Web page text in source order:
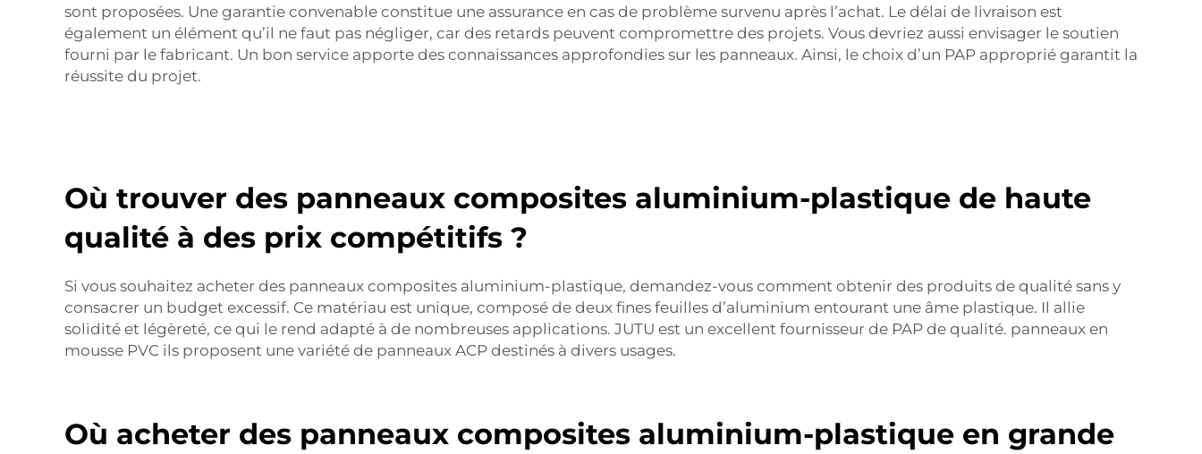
sont proposées. Une garantie convenable constitue une assurance en cas de problème survenu après l’achat. Le délai de livraison est
également un élément qu’il ne faut pas négliger, car des retards peuvent compromettre des projets. Vous devriez aussi envisager le soutien
fourni par le fabricant. Un bon service apporte des connaissances approfondies sur les panneaux. Ainsi, le choix d’un PAP approprié garantit la
réussite du projet.
Où trouver des panneaux composites aluminium-plastique de haute
qualité à des prix compétitifs ?
Si vous souhaitez acheter des panneaux composites aluminium-plastique, demandez-vous comment obtenir des produits de qualité sans y
consacrer un budget excessif. Ce matériau est unique, composé de deux fines feuilles d’aluminium entourant une âme plastique. Il allie
solidité et légèreté, ce qui le rend adapté à de nombreuses applications. JUTU est un excellent fournisseur de PAP de qualité. panneaux en
mousse PVC ils proposent une variété de panneaux ACP destinés à divers usages.
Où acheter des panneaux composites aluminium-plastique en grande